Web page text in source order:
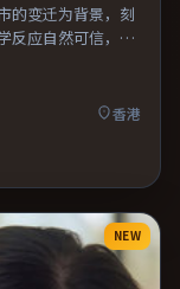
的变迁为背景，刻
反应自然可信，对
香港
NEW